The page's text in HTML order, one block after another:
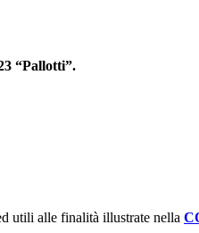
“Pallotti”.
utili alle finalità illustrate nella